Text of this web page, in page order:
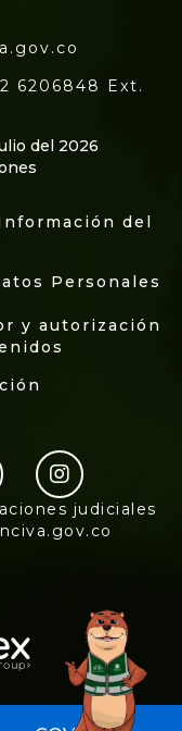
6206848 Ext.
del 2026
del
Personales
y autorización
judiciales